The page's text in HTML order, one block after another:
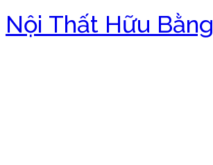
Nội Thất Hữu Bằng